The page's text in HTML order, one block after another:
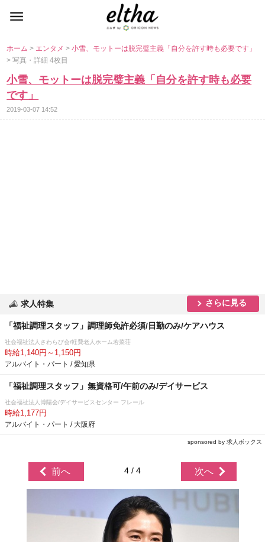
ホーム> エンタメ>小雪、モットーは脱完璧主義「自分を許す時も必要です」
> 写真・詳細 4枚目
小雪、モットーは脱完璧主義「自分を許す時も必要
です」
2019-03-07 14:52
求人特集 さらに見る
「福祉調理スタッフ」調理師免許必須/日勤のみ/ケアハウス
社会福祉法人さわらび会/軽費老人ホーム若菜荘
時給1,140円～1,150円
アルバイト・パート / 愛知県
「福祉調理スタッフ」無資格可/午前のみ/デイサービス
社会福祉法人博陽会/デイサービスセンター フレール
時給1,177円
アルバイト・パート / 大阪府
sponsored by 求人ボックス
前へ 4 / 4 次へ